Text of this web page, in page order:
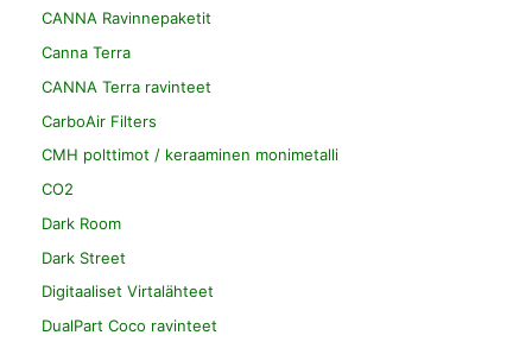
CANNA Ravinnepaketit
Canna Terra
CANNA Terra ravinteet
CarboAir Filters
CMH polttimot / keraaminen monimetalli
CO2
Dark Room
Dark Street
Digitaaliset Virtalähteet
DualPart Coco ravinteet